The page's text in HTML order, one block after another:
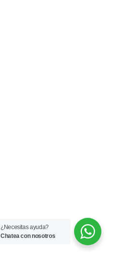
¿Necesitas ayuda?
Chatea con nosotros